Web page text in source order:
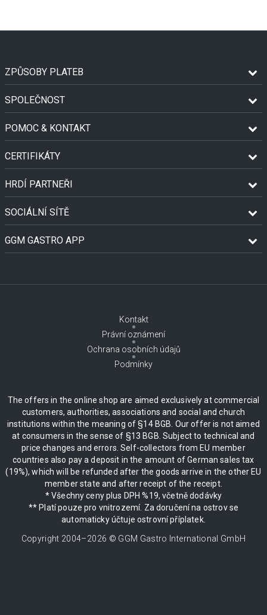
ZPŮSOBY PLATEB
SPOLEČNOST
POMOC & KONTAKT
CERTIFIKÁTY
HRDÍ PARTNEŘI
SOCIÁLNÍ SÍTĚ
GGM GASTRO APP
Kontakt
Právní oznámení
Ochrana osobních údajů
Podmínky
The offers in the online shop are aimed exclusively at commercial
customers, authorities, associations and social and church
institutions within the meaning of §14 BGB. Our offer is not aimed
at consumers in the sense of §13 BGB. Subject to technical and
price changes and errors. Self-collectors from EU member
countries also pay a deposit in the amount of German sales tax
(19%), which will be refunded after the goods arrive in the other EU
member state and after receipt of the receipt.
* Všechny ceny plus DPH %19, včetně dodávky
** Platí pouze pro vnitrozemí. Za doručení na ostrov se
automaticky účtuje ostrovní příplatek.
Copyright 2004–2026 © GGM Gastro International GmbH